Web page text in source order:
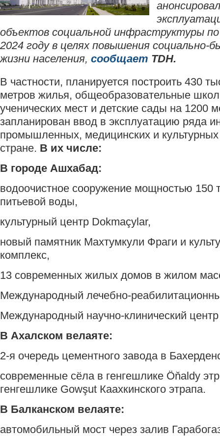
объектов социальной инфраструктуры
2024 году в целях повышения социально-
жизни населения, сообщает TDH.
В частности, планируется построить 430
метров жилья, общеобразовательные
ученических мест и детские сады на 1200
запланирован ввод в эксплуатацию ряда
промышленных, медицинских и
стране. В их числе:
В городе Ашхабад:
водоочистное сооружение мощностью 150
питьевой воды,
культурный центр Dokmaçylar,
новый памятник Махтумкули Фраги и
комплекс,
13 современных жилых домов в жилом
Международный лечебно-
Международный научно-клинический
В Ахалском велаяте:
2-я очередь цементного завода в
современные сёла в генгешлике Öňaldy
генгешлике Gowşut Каахкинского этрапа.
В Балканском велаяте:
автомобильный мост через залив